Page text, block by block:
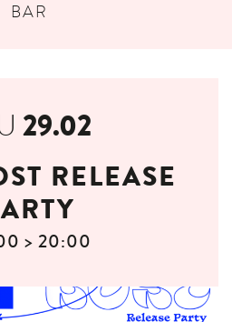
BAR
29.02
RELEASE
> 20:00